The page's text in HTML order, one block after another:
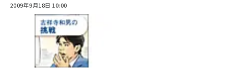
2009年9月18日 10:00